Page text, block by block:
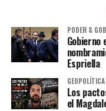
PODER &
Gobierno
Espriella
Los
el